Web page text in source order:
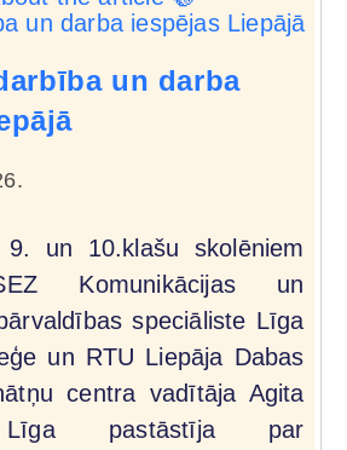
un darba
un 10.klašu skolēniem
Komunikācijas un
speciāliste Līga
un RTU Liepāja Dabas
centra vadītāja Agita
Līga pastāstīja par